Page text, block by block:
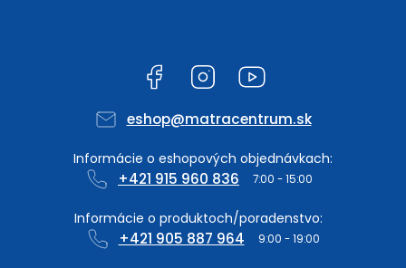
Facebook Instagram
eshop@matracentrum.sk
+421 915 960 836
+421 905 887 964